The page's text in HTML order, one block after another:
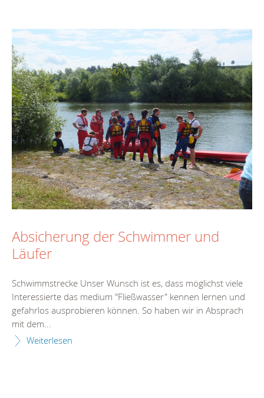
Absicherung der Schwimmer und
Läufer
Schwimmstrecke Unser Wunsch ist es, dass möglichst viele
Interessierte das medium "Fließwasser" kennen lernen und
gefahrlos ausprobieren können. So haben wir in Absprach
mit dem...
Weiterlesen